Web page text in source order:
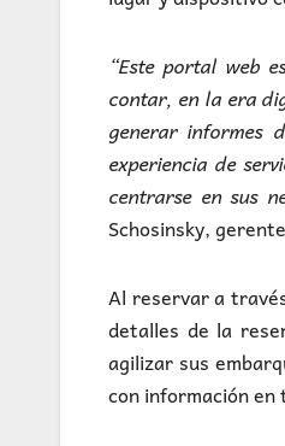
“Este portal web
contar, en la era
generar informes
experiencia de
centrarse en sus
Schosinsky,
Al reservar a
detalles de la
agilizar sus
con información en